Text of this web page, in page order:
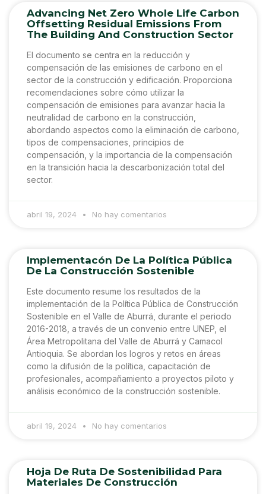
Advancing Net Zero Whole Life Carbon
Offsetting Residual Emissions From
The Building And Construction Sector
El documento se centra en la reducción y
compensación de las emisiones de carbono en el
sector de la construcción y edificación. Proporciona
recomendaciones sobre cómo utilizar la
compensación de emisiones para avanzar hacia la
neutralidad de carbono en la construcción,
abordando aspectos como la eliminación de carbono,
tipos de compensaciones, principios de
compensación, y la importancia de la compensación
en la transición hacia la descarbonización total del
sector.
abril 19, 2024 No hay comentarios
Implementacón De La Política Pública
De La Construcción Sostenible
Este documento resume los resultados de la
implementación de la Política Pública de Construcción
Sostenible en el Valle de Aburrá, durante el periodo
2016-2018, a través de un convenio entre UNEP, el
Área Metropolitana del Valle de Aburrá y Camacol
Antioquia. Se abordan los logros y retos en áreas
como la difusión de la política, capacitación de
profesionales, acompañamiento a proyectos piloto y
análisis económico de la construcción sostenible.
abril 19, 2024 No hay comentarios
Hoja De Ruta De Sostenibilidad Para
Materiales De Construcción